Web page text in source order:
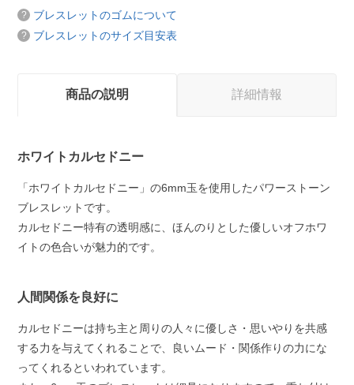
ブレスレットのゴムについて
ブレスレットのサイズ目安表
商品の説明 詳細情報
ホワイトカルセドニー
「ホワイトカルセドニー」の6mm玉を使用したパワーストーン
ブレスレットです。
カルセドニー特有の透明感に、ほんのりとした優しいオフホワ
イトの色合いが魅力的です。
人間関係を良好に
カルセドニーは持ち主と周りの人々に優しさ・思いやりを共感
する力を与えてくれることで、良いムード・関係作りの力にな
ってくれるといわれています。